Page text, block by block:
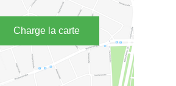
Charge la carte